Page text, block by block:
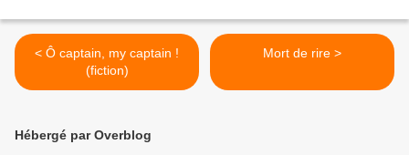
< Ô captain, my captain !
(fiction)
Mort de rire >
Hébergé par Overblog